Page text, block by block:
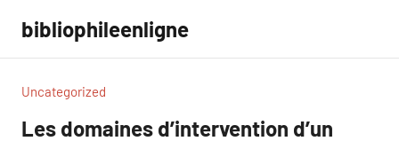
contenu
bibliophileenligne
Uncategorized
Les domaines d’intervention d’un